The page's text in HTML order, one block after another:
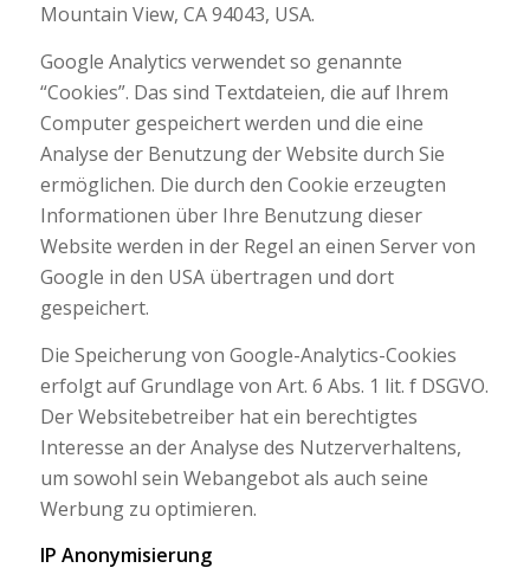
Mountain View, CA 94043, USA.
Google Analytics verwendet so genannte
“Cookies”. Das sind Textdateien, die auf Ihrem
Computer gespeichert werden und die eine
Analyse der Benutzung der Website durch Sie
ermöglichen. Die durch den Cookie erzeugten
Informationen über Ihre Benutzung dieser
Website werden in der Regel an einen Server von
Google in den USA übertragen und dort
gespeichert.
Die Speicherung von Google-Analytics-Cookies
erfolgt auf Grundlage von Art. 6 Abs. 1 lit. f DSGVO.
Der Websitebetreiber hat ein berechtigtes
Interesse an der Analyse des Nutzerverhaltens,
um sowohl sein Webangebot als auch seine
Werbung zu optimieren.
IP Anonymisierung